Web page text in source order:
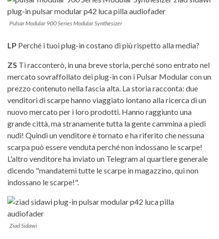
Pulsar Modular 900 Series Modular Synthesizer
LP Perché i tuoi plug-in costano di più rispetto alla media?
ZS Ti racconterò, in una breve storia, perché sono entrato nel
mercato sovraffollato dei plug-in con i Pulsar Modular con un
prezzo contenuto nella fascia alta. La storia racconta: due
venditori di scarpe hanno viaggiato lontano alla ricerca di un
nuovo mercato per i loro prodotti. Hanno raggiunto una
grande città, ma stranamente tutta la gente cammina a piedi
nudi! Quindi un venditore è tornato e ha riferito che nessuna
scarpa può essere venduta perché non indossano le scarpe!
L'altro venditore ha inviato un Telegram al quartiere generale
dicendo "mandatemi tutte le scarpe in magazzino, qui non
indossano le scarpe!".
Ziad Sidawi